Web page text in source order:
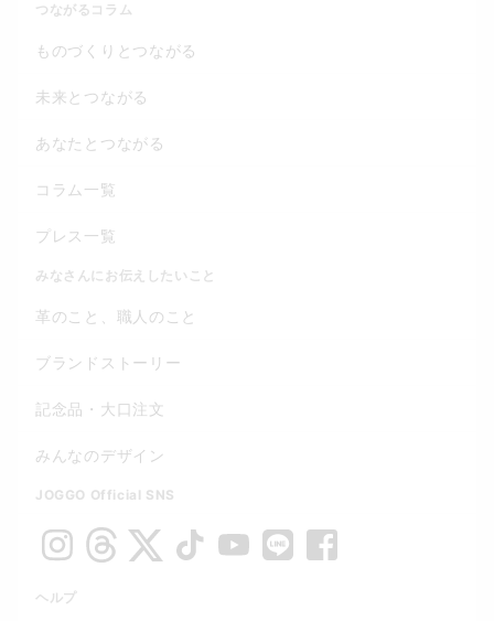
つながるコラム
ものづくりとつながる
未来とつながる
あなたとつながる
コラム一覧
プレス一覧
みなさんにお伝えしたいこと
革のこと、職人のこと
ブランドストーリー
記念品・大口注文
みんなのデザイン
JOGGO Official SNS
ヘルプ